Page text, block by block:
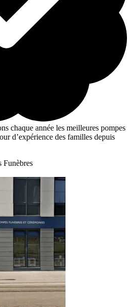
chaque année les meilleures pompes
d’expérience des familles depuis
Funèbres